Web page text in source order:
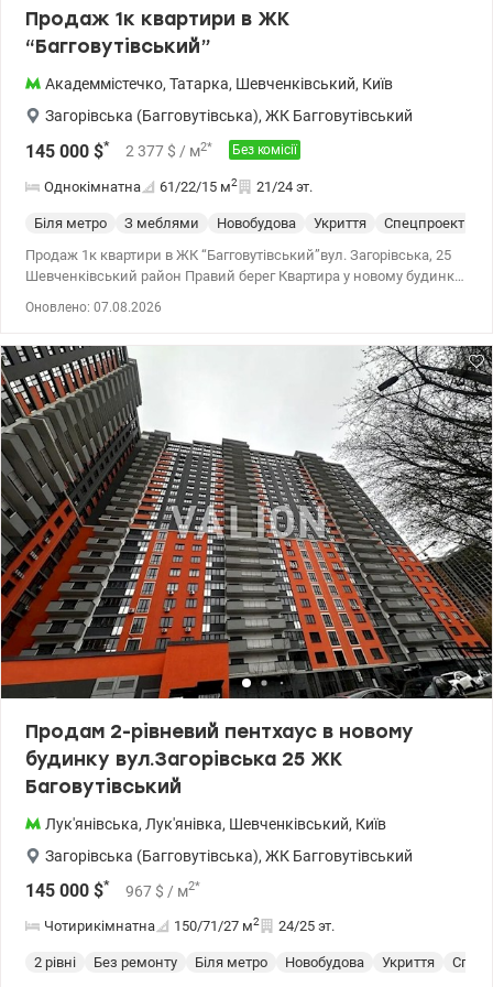
Продаж 1к квартири в ЖК
“Багговутівський”
Академмістечко, Татарка, Шевченківський, Київ
Загорівська (Багговутівська), ЖК Багговутівський
145 000 $* 2 377 $ / м2* Без комісії
Однокімнатна 61/22/15 м2 21/24 эт.
Біля метро З меблями Новобудова Укриття Спецпроект
Продаж 1к квартири в ЖК “Багговутівський”вул. Загорівська, 25
Шевченківський район Правий берег Квартира у новому будинку
Стильна квартира з якісним сучасним ремонтом
Укомплектована побутовою технікою та меблями. Встановлені
пральна машина, посудомийна машина , холодильник, духова
шафа, індукційна поверхня, телевізор, інверторний кондиціонер,
витяжка, бойлер, ліжко, розкладний диван та гардероб. Також є
підігрів підлоги. На даху є власна газова котельня. Підземний
паркінг (використовується як укриття) Зручна транспортна
розв'язка. Поруч ТЦ Променада, супермаркети, дитячі садочки
та школа. Ціна 145000 у.о. Без комісії. Заріцька Анастасія тел. 099
446 35 99 valion.ua/1155174
Оновлено: 07.08.2026
Продам 2-рівневий пентхаус в новому
будинку вул.Загорівська 25 ЖК
Баговутівський
Лук'янівська, Лук'янівка, Шевченківський, Київ
Загорівська (Багговутівська), ЖК Багговутівський
145 000 $* 967 $ / м2*
Чотирикімнатна 150/71/27 м2 24/25 эт.
2 рівні Без ремонту Біля метро Новобудова Укриття